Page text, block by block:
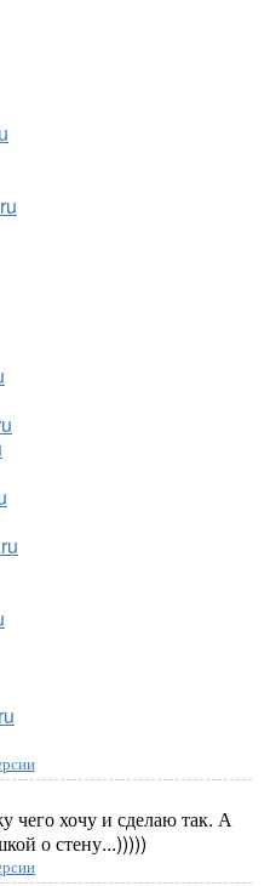
чего хочу и сделаю так. А
о стену...)))))